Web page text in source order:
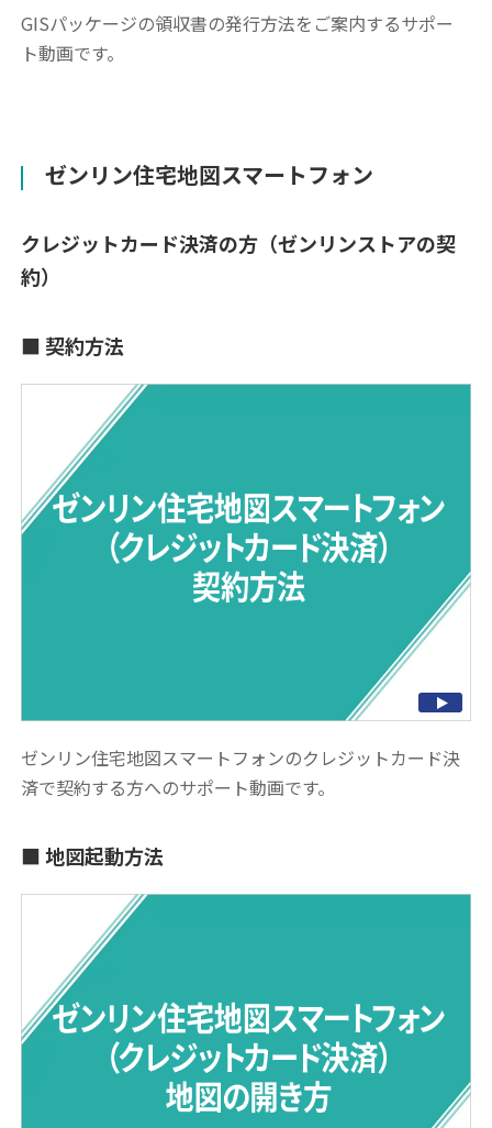
GISパッケージの領収書の発行方法をご案内するサポー
ト動画です。
ゼンリン住宅地図スマートフォン
クレジットカード決済の方（ゼンリンストアの契
約）
契約方法
ゼンリン住宅地図スマートフォンのクレジットカード決
済で契約する方へのサポート動画です。
地図起動方法